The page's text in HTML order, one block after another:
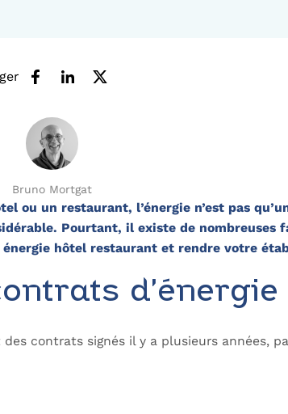
Bruno Mortgat
ou un restaurant, l’énergie n’est pas
Pourtant, il existe de nombreuses
énergie hôtel restaurant et rendre votre
d’énergie
contrats signés il y a plusieurs